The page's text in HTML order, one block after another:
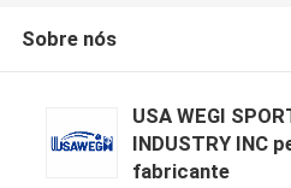
Sobre nós
USA WEGI
INDUSTRY INC
fabricante